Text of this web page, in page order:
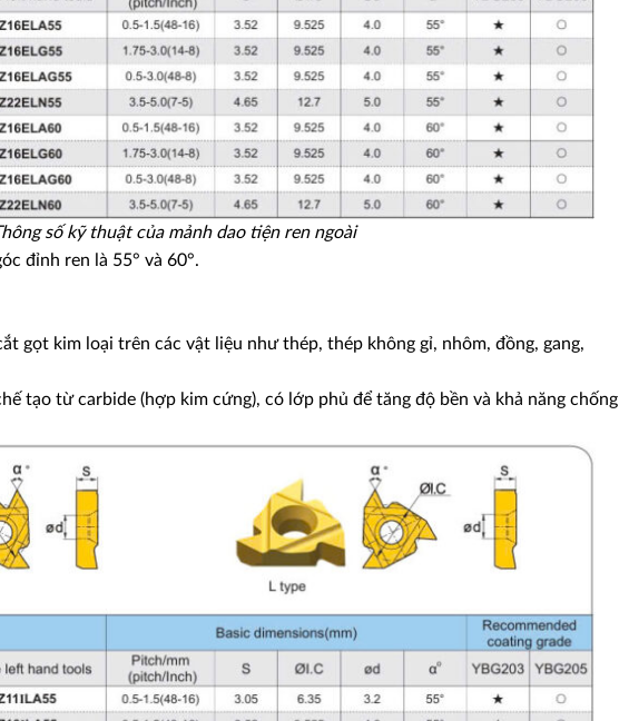
số kỹ thuật của mảnh dao tiện ren ngoài
đỉnh ren là 55° và 60°.
gọt kim loại trên các vật liệu như thép, thép không gỉ, nhôm, đồng, gang,
tạo từ carbide (hợp kim cứng), có lớp phủ để tăng độ bền và khả năng chống